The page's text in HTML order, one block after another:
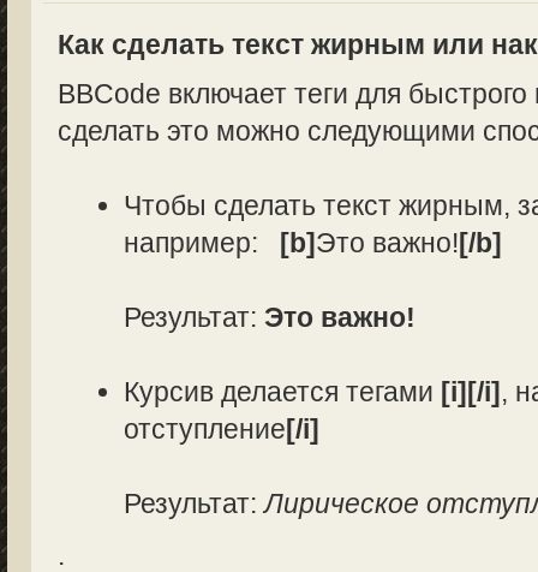
Как сделать текст жирным или
BBCode включает теги для
сделать это можно следующими
Чтобы сделать текст жирным,
например: [b]Это важно![/b]
Результат: Это важно!
Курсив делается тегами [i][/i],
отступление[/i]
Результат:Лирическое
.